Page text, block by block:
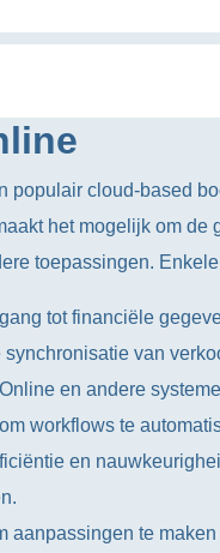
populair cloud-based
het mogelijk om de
toepassingen.
tot financiële
synchronisatie van
en andere
workflows te
en
aanpassingen te